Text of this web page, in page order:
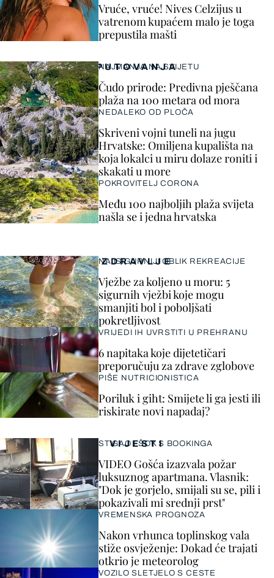
VIJESTI
STIGAO I ŠOK S BOOKINGA
VIDEO Gošća izazvala požar
luksuznog apartmana. Vlasnik:
"Dok je gorjelo, smijali su se, pili i
pokazivali mi srednji prst"
VREMENSKA PROGNOZA
Nakon vrhunca toplinskog vala
stiže osvježenje: Dokad će trajati
otkrio je meteorolog
VOZILO SLETJELO S CESTE
Vruće, vruće! Nives Celzijus u
vatrenom kupaćem malo je toga
prepustila mašti
ZDRAVLJE
NAJSIGURNIJI OBLIK REKREACIJE
Vježbe za koljeno u moru: 5
sigurnih vježbi koje mogu
smanjiti bol i poboljšati
pokretljivost
VRIJEDI IH UVRSTITI U PREHRANU
6 napitaka koje dijetetičari
preporučuju za zdrave zglobove
PIŠE NUTRICIONISTICA
Poriluk i giht: Smijete li ga jesti ili
riskirate novi napadaj?
PUTOVANJA
NAJMANJA NA SVIJETU
Čudo prirode: Predivna pješčana
plaža na 100 metara od mora
NEDALEKO OD PLOČA
Skriveni vojni tuneli na jugu
Hrvatske: Omiljena kupališta na
koja lokalci u miru dolaze roniti i
skakati u more
POKROVITELJ CORONA
Među 100 najboljih plaža svijeta
našla se i jedna hrvatska